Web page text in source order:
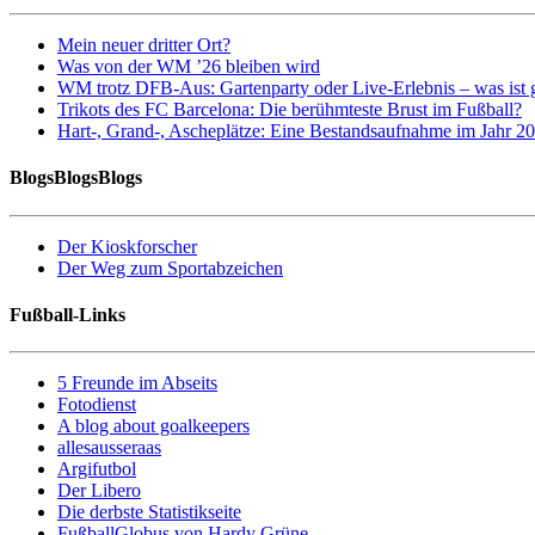
Mein neuer dritter Ort?
Was von der WM ’26 bleiben wird
WM trotz DFB-Aus: Gartenparty oder Live-Erlebnis – was ist
Trikots des FC Barcelona: Die berühmteste Brust im Fußball?
Hart-, Grand-, Ascheplätze: Eine Bestandsaufnahme im Jahr
BlogsBlogsBlogs
Der Kioskforscher
Der Weg zum Sportabzeichen
Fußball-Links
5 Freunde im Abseits
Fotodienst
A blog about goalkeepers
allesausseraas
Argifutbol
Der Libero
Die derbste Statistikseite